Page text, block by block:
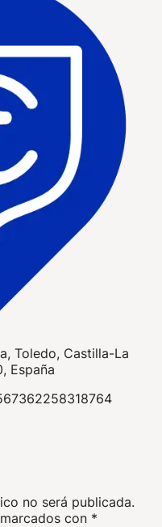
Toledo, Castilla-La
España
no será publicada.
con *